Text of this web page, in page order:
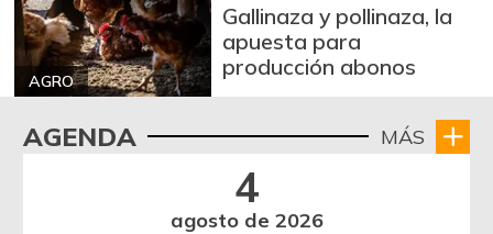
AGRO
Gallinaza y pollinaza, la
apuesta para
producción abonos
AGENDA MÁS
4
agosto de 2026